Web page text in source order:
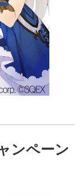
ンペーン